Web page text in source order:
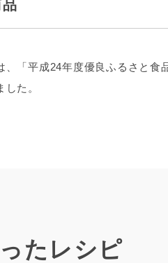
、「平成24年度優良ふるさと
た。
たレシピ